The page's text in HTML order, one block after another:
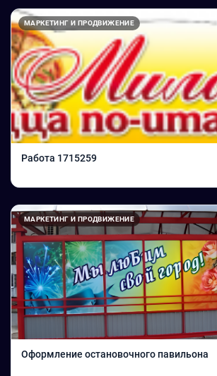
МАРКЕТИНГ И ПРОДВИЖЕНИЕ
Работа 1715259
МАРКЕТИНГ И ПРОДВИЖЕНИЕ
Оформление остановочного павильона